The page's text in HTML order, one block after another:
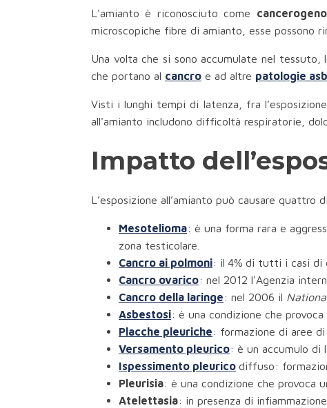
L'amianto è riconosciuto come
microscopiche fibre di amianto, esse possono
Una volta che si sono accumulate nel tessuto,
che portano al cancro e ad altre patologie
Visti i lunghi tempi di latenza, fra
all'amianto includono difficoltà respiratorie,
Impatto
L’esposizione all’amianto può causare
Mesotelioma: è una forma rara e
zona testicolare.
Cancro ai polmoni: il 4% di tutti i casi di
Cancro ovarico: nel 2012 l'Agenzia
Cancro della laringe: nel 2006 il
Asbestosi: è una condizione che
Placche pleuriche: formazione di aree
Versamento pleurico: è un accumulo di
Ispessimento pleurico diffuso:
Pleurisia: è una condizione che provoca
Atelettasia: in presenza di